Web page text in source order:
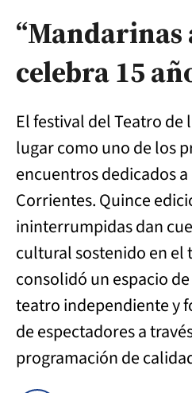
“Mandarinas
celebra 15
El festival del Teatro de
lugar como uno de los
encuentros dedicados
Corrientes. Quince
ininterrumpidas dan
cultural sostenido en el
consolidó un espacio
teatro independiente y
de espectadores a
programación de